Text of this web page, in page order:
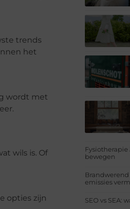
trends
het
wordt met
wils is. Of
opties zijn
bewegen
emissies
SEO vs SEA: